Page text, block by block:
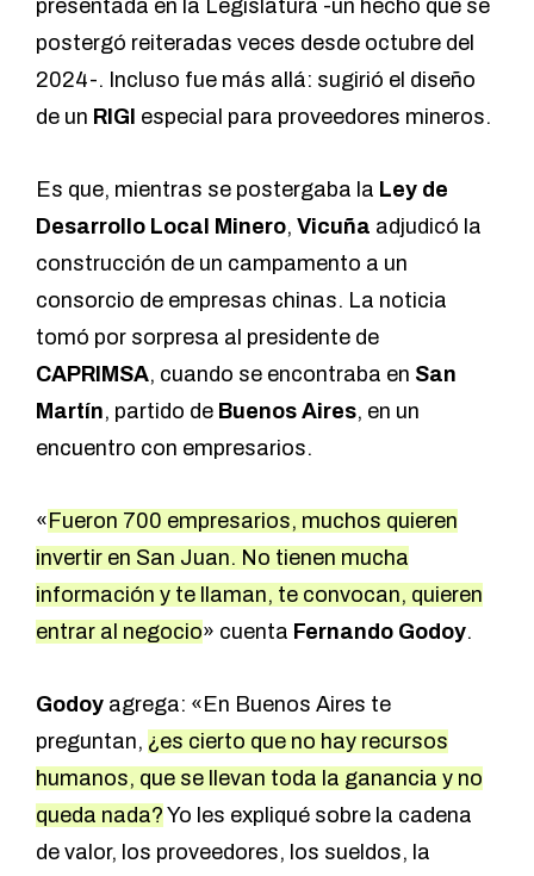
presentada en la Legislatura -un hecho que se
postergó reiteradas veces desde octubre del
2024-. Incluso fue más allá: sugirió el diseño
de un RIGI especial para proveedores mineros.
Es que, mientras se postergaba la Ley de
Desarrollo Local Minero, Vicuña adjudicó la
construcción de un campamento a un
consorcio de empresas chinas. La noticia
tomó por sorpresa al presidente de
CAPRIMSA, cuando se encontraba en San
Martín, partido de Buenos Aires, en un
encuentro con empresarios.
« Fueron 700 empresarios, muchos quieren
invertir en San Juan. No tienen mucha
información y te llaman, te convocan, quieren
entrar al negocio» cuenta Fernando Godoy.
Godoy agrega: «En Buenos Aires te
preguntan, ¿es cierto que no hay recursos
humanos, que se llevan toda la ganancia y no
queda nada? Yo les expliqué sobre la cadena
de valor, los proveedores, los sueldos, la